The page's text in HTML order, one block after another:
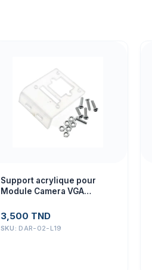
Support acrylique pour
Module Camera VGA
3,500 TND
SKU: DAR-02-L19